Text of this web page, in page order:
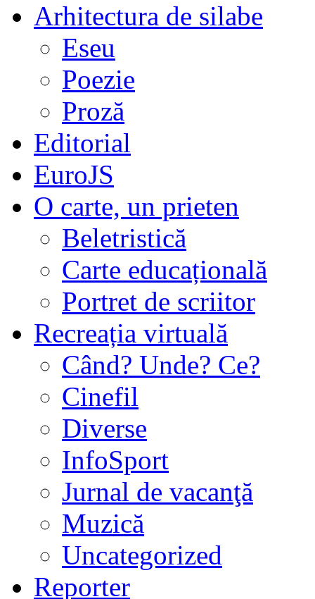
Arhitectura de silabe
Eseu
Poezie
Proză
Editorial
EuroJS
O carte, un prieten
Beletristică
Carte educațională
Portret de scriitor
Recreația virtuală
Când? Unde? Ce?
Cinefil
Diverse
InfoSport
Jurnal de vacanţă
Muzică
Uncategorized
Reporter